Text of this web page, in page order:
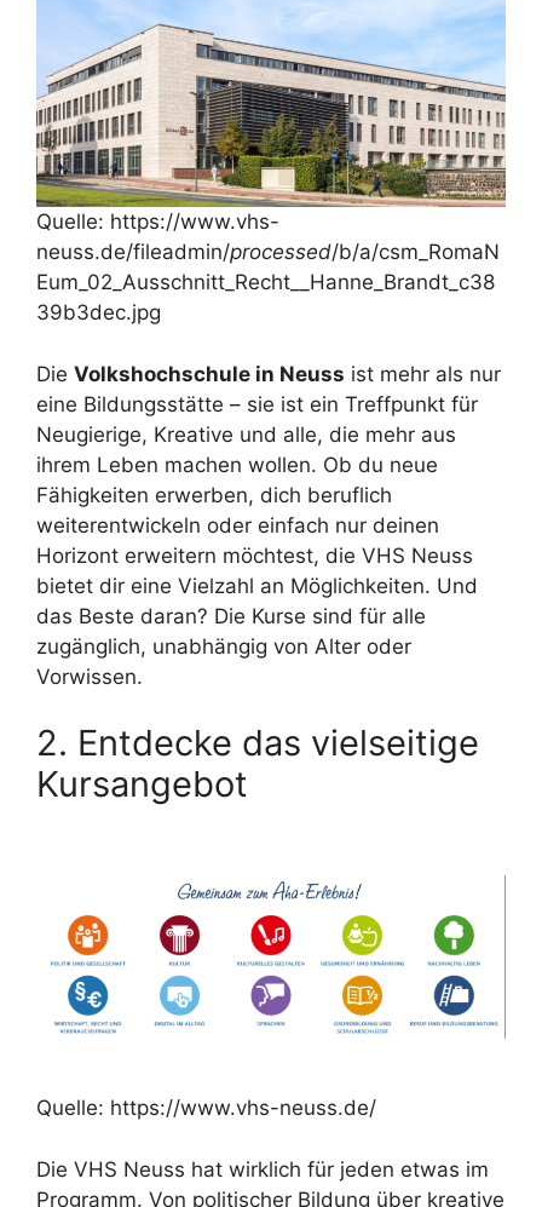
Quelle: https://www.vhs-
neuss.de/fileadmin/processed/b/a/csm_RomaN
Eum_02_Ausschnitt_Recht__Hanne_Brandt_c38
39b3dec.jpg
Die Volkshochschule in Neuss ist mehr als nur
eine Bildungsstätte – sie ist ein Treffpunkt für
Neugierige, Kreative und alle, die mehr aus
ihrem Leben machen wollen. Ob du neue
Fähigkeiten erwerben, dich beruflich
weiterentwickeln oder einfach nur deinen
Horizont erweitern möchtest, die VHS Neuss
bietet dir eine Vielzahl an Möglichkeiten. Und
das Beste daran? Die Kurse sind für alle
zugänglich, unabhängig von Alter oder
Vorwissen.
2. Entdecke das vielseitige
Kursangebot
Quelle: https://www.vhs-neuss.de/
Die VHS Neuss hat wirklich für jeden etwas im
Programm. Von politischer Bildung über kreative